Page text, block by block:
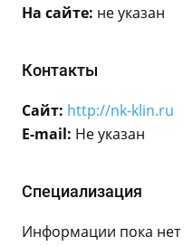
На сайте: не указан
Контакты
Сайт: http://nk-klin.ru
E-mail: Не указан
Специализация
Информации пока нет